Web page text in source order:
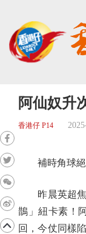
阿仙奴升
香港仔 P14
補時角球絕
昨晨英超焦
鵲」紐卡素！
回，今仗同樣